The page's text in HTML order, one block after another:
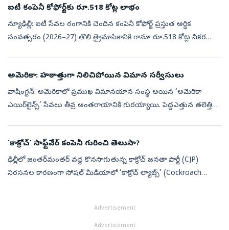
ఐటీ కంపెనీ కోఫోర్జ్‌కు రూ.518 కోట్ల లాభం
న్యూఢిల్లీ: ఐటీ సేవల రంగానికి చెందిన కంపెనీ కోఫోర్జ్‌ ప్రస్తుత ఆర్థిక
సంవత్సరం (2026–27) తొలి త్రైమాసికానికి గానూ రూ.518 కోట్ల నికర
అమెరికా: హఠాత్తుగా నిలిచిపోయిన విమాన సర్వీసులు
వాషింగ్టన్‌: అమెరికాలో ప్రముఖ విమానయాన సంస్థ అయిన ‘అమెరికా
ఎయిర్‌లైన్స్’ సేవలు తీవ్ర అంతరాయానికి గురయ్యాయి. పెద్దఎత్తున తలెత్తిన
‘కాక్రోచ్‌’ సాఫ్ట్‌వేర్‌ కంపెనీ గురించి తెలుసా?
ఢిల్లీలో జంతర్‌మంతర్‌ వద్ద కొనసాగుతున్న కాక్రోచ్‌ జనతా పార్టీ (CJP)
నిరసనల కారణంగా సోషల్‌ మీడియాలో ‘కాక్రోచ్‌ ల్యాబ్స్‌’ (Cockroach
Advertisement
Advertisement